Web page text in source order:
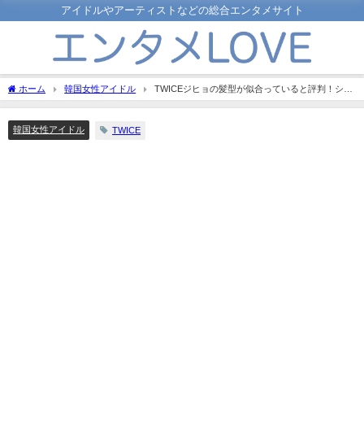
アイドルやアーティストなどの総合エンタメサイト
ホーム 韓国女性アイドル
TWICEジヒョの髪型が似合っていると評判！ショ
ートやボブなどオーダー方法と一緒に紹介！
韓国女性アイドル TWICE